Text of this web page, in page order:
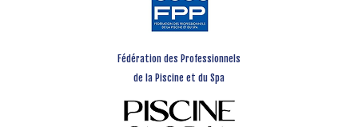
Fédération des Professionnels
de la Piscine et du Spa